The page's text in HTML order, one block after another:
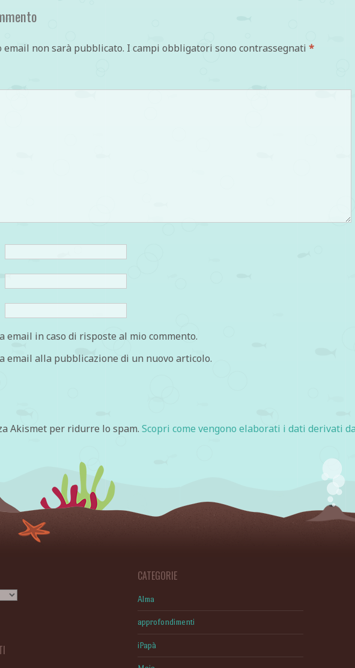
non sarà pubblicato. I campi obbligatori sono contrassegnati *
email in caso di risposte al mio commento.
email alla pubblicazione di un nuovo articolo.
Akismet per ridurre lo spam. Scopri come vengono elaborati i dati derivati
CATEGORIE
Alma
approfondimenti
iPapà